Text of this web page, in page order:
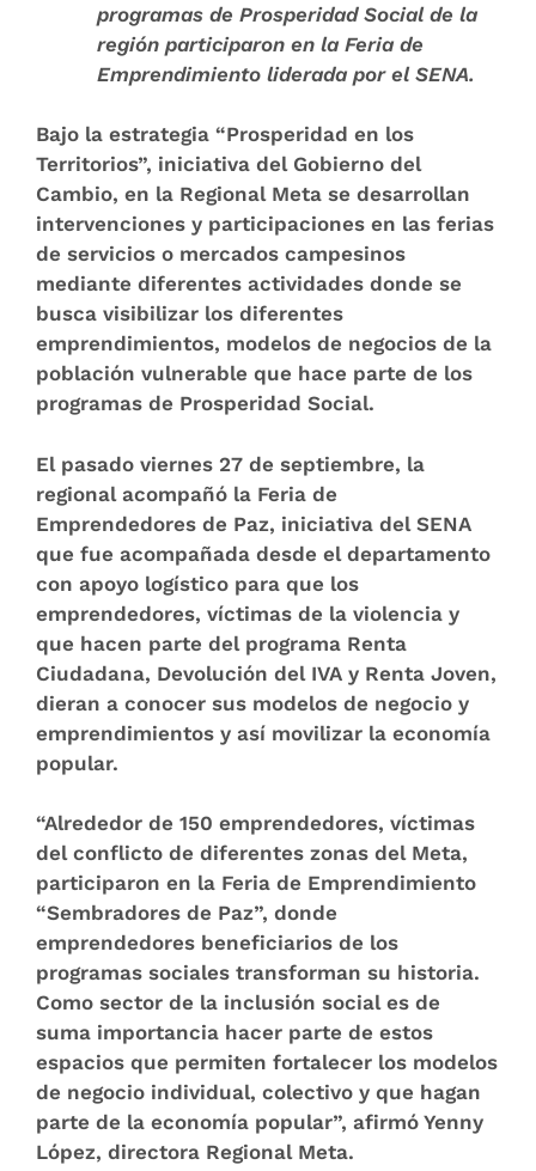
programas de Prosperidad Social de la
región participaron en la Feria de
Emprendimiento liderada por el SENA.
Bajo la estrategia “Prosperidad en los
Territorios”, iniciativa del Gobierno del
Cambio, en la Regional Meta se desarrollan
intervenciones y participaciones en las ferias
de servicios o mercados campesinos
mediante diferentes actividades donde se
busca visibilizar los diferentes
emprendimientos, modelos de negocios de la
población vulnerable que hace parte de los
programas de Prosperidad Social.
El pasado viernes 27 de septiembre, la
regional acompañó la Feria de
Emprendedores de Paz, iniciativa del SENA
que fue acompañada desde el departamento
con apoyo logístico para que los
emprendedores, víctimas de la violencia y
que hacen parte del programa Renta
Ciudadana, Devolución del IVA y Renta Joven,
dieran a conocer sus modelos de negocio y
emprendimientos y así movilizar la economía
popular.
“Alrededor de 150 emprendedores, víctimas
del conflicto de diferentes zonas del Meta,
participaron en la Feria de Emprendimiento
“Sembradores de Paz”, donde
emprendedores beneficiarios de los
programas sociales transforman su historia.
Como sector de la inclusión social es de
suma importancia hacer parte de estos
espacios que permiten fortalecer los modelos
de negocio individual, colectivo y que hagan
parte de la economía popular”, afirmó Yenny
López, directora Regional Meta.